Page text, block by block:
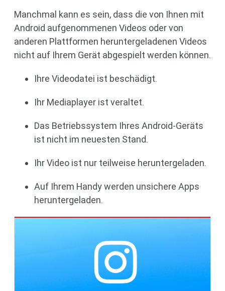
Manchmal kann es sein, dass die von Ihnen mit
Android aufgenommenen Videos oder von
anderen Plattformen heruntergeladenen Videos
nicht auf Ihrem Gerät abgespielt werden können.
Ihre Videodatei ist beschädigt.
Ihr Mediaplayer ist veraltet.
Das Betriebssystem Ihres Android-Geräts
ist nicht im neuesten Stand.
Ihr Video ist nur teilweise heruntergeladen.
Auf Ihrem Handy werden unsichere Apps
heruntergeladen.